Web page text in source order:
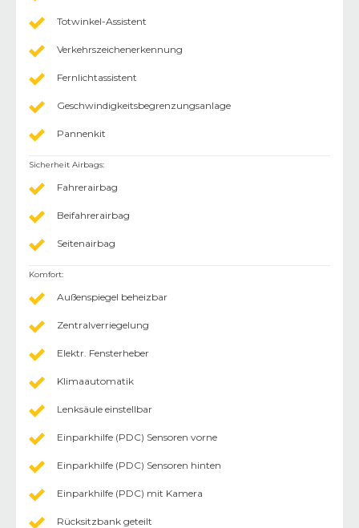
Totwinkel-Assistent
Verkehrszeichenerkennung
Fernlichtassistent
Geschwindigkeitsbegrenzungsanlage
Pannenkit
Sicherheit Airbags:
Fahrerairbag
Beifahrerairbag
Seitenairbag
Komfort:
Außenspiegel beheizbar
Zentralverriegelung
Elektr. Fensterheber
Klimaautomatik
Lenksäule einstellbar
Einparkhilfe (PDC) Sensoren vorne
Einparkhilfe (PDC) Sensoren hinten
Einparkhilfe (PDC) mit Kamera
Rücksitzbank geteilt